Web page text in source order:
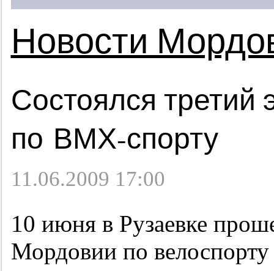
Новости
Состоялся третий
по ВМХ-спорту
11.06.2009 17:00
10 июня в Рузаевке
Мордовии по